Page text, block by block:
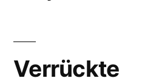
Verrückte